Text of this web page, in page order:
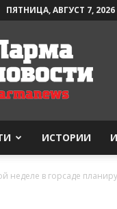
ПЯТНИЦА, АВГУСТ 7, 2026
Парма-
Новости
ИСТОРИИ
неделе в горсаде